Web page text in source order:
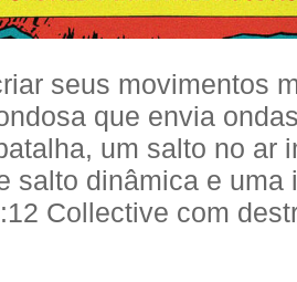
seus movimentos
que envia
um salto no ar
salto dinâmica e uma
Collective com